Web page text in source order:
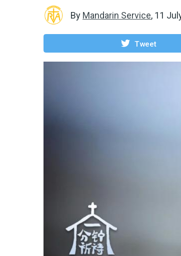
By Mandarin Service, 11
Tweet